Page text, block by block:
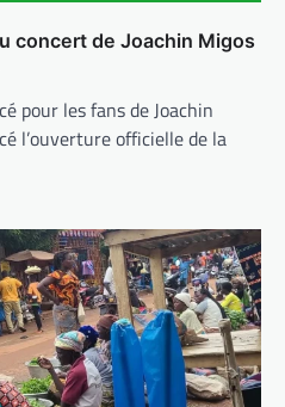
concert de Joachin Migos
pour les fans de Joachin
l’ouverture officielle de la